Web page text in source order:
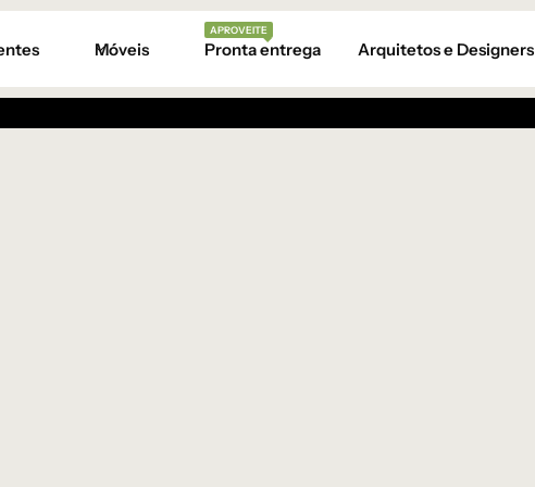
Móveis Pronta entrega
APROVEITE
Arquitetos e Designers